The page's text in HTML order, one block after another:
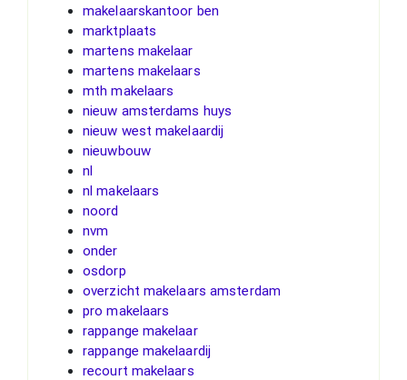
makelaarskantoor ben
marktplaats
martens makelaar
martens makelaars
mth makelaars
nieuw amsterdams huys
nieuw west makelaardij
nieuwbouw
nl
nl makelaars
noord
nvm
onder
osdorp
overzicht makelaars amsterdam
pro makelaars
rappange makelaar
rappange makelaardij
recourt makelaars